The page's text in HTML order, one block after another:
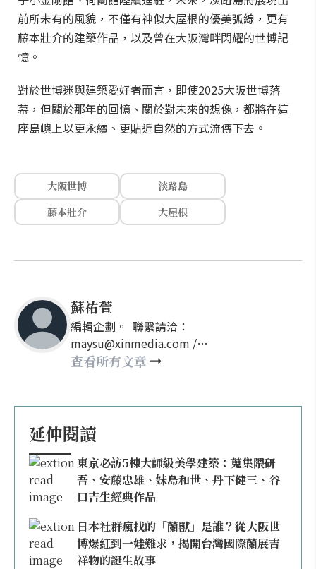
前所未有的風貌，不僅有神似大屋根的優美弧線，更有
藤本壯介的建築作品，以及曾在大阪灣畔閃耀的世博記
憶。
對於世博迷與建築愛好者而言，即使2025大阪世博落
幕，但關於那年的回憶、關於對未來的想像，都將在這
座島嶼上以更永續、更貼近自然的方式流傳下去。
大阪世博
淡路島
藤本壯介
大屋根
蘇祐萱
編輯企劃。 聯繫請洽：
maysu@xinmedia.com /
may860527@gmail.com
查看所有文章
延伸閱讀
東京必訪5棟大師級美學建築：蒐集隈研
吾、安藤忠雄、妹島和世、丹下健三、谷
口吉生經典作品
日本社群瘋找的「蘭獸」是誰？從大阪世
博爆紅到一娃難求，揭開台灣國際蘭展吉
祥物的誕生故事